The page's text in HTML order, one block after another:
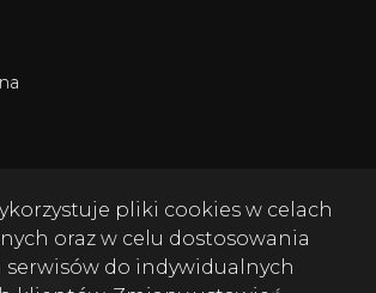
pliki cookies w celach
oraz w celu dostosowania
serwisów do indywidualnych